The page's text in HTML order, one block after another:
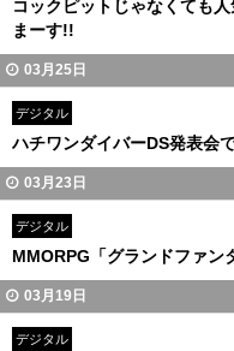
コックピットじゃなくても
まーす!!
03月25日
デジタル
ハチワンダイバーDS発表会
03月23日
デジタル
MMORPG「グランドファン
03月19日
デジタル